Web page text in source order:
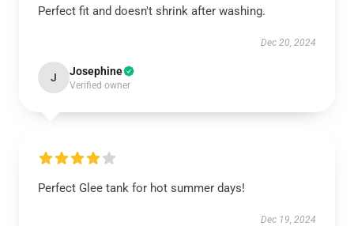
Perfect fit and doesn't shrink after washing.
Dec 20, 2024
J Josephine
Verified owner
Perfect Glee tank for hot summer days!
Dec 19, 2024